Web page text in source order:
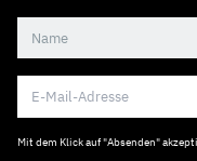
Mit dem Klick auf "Absenden"